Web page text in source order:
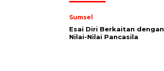
Sumsel
Esai Diri Berkaitan dengan
Nilai-Nilai Pancasila